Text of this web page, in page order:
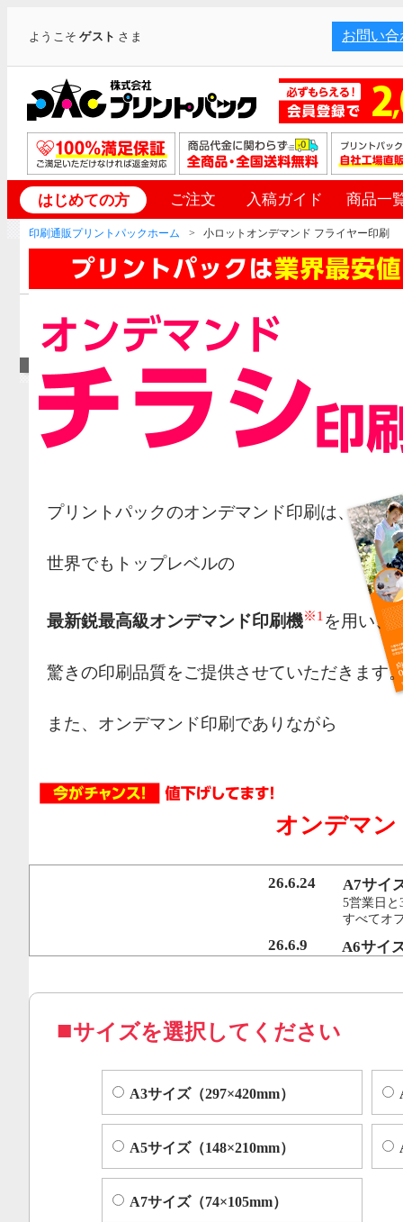
ようこそゲスト さま お問い合
はじめての方 ご注文 入稿ガイド 商品一
印刷通販プリントパックホーム 小ロットオンデマンド フライヤー印刷
プリントパックのオンデマンド印刷は、
世界でもトップレベルの
最新鋭最高級オンデマンド印刷機※1 を用い、
驚きの印刷品質をご提供させていただきます
また、オンデマンド印刷でありながら
行うことで、従来のオンデマンド印刷機より
オフセット印刷に近い品質を実現いたしまし
コピー機やレーザープリンター等によくある色ムラや汚
オンデマン
26.6.24 A7サイ
5営業日と
すべてオ
26.6.9 A6サイ
サイズを選択してください
A3サイズ（297×420mm）
A5サイズ（148×210mm）
A7サイズ（74×105mm）